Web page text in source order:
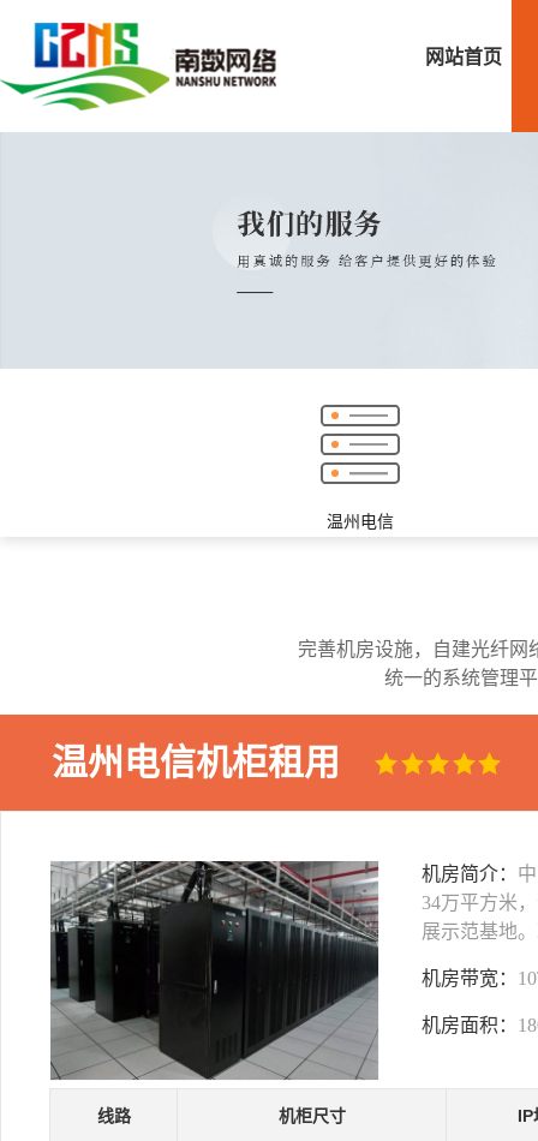
网站首页
温州电信
完善机房设施，自建光纤网
统一的系统管理
温州电信机柜租用
机房简介：
34万平方米
展示范基地
机房带宽：
机房面积：
线路 机柜尺寸 IP